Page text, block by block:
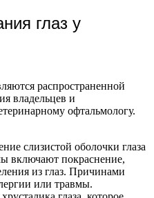
глаз у
распространенной
владельцев и
офтальмологу.
слизистой оболочки глаза
включают покраснение,
из глаз. Причинами
или травмы.